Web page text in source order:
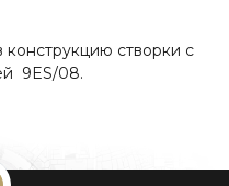
створки с
9ES/08.